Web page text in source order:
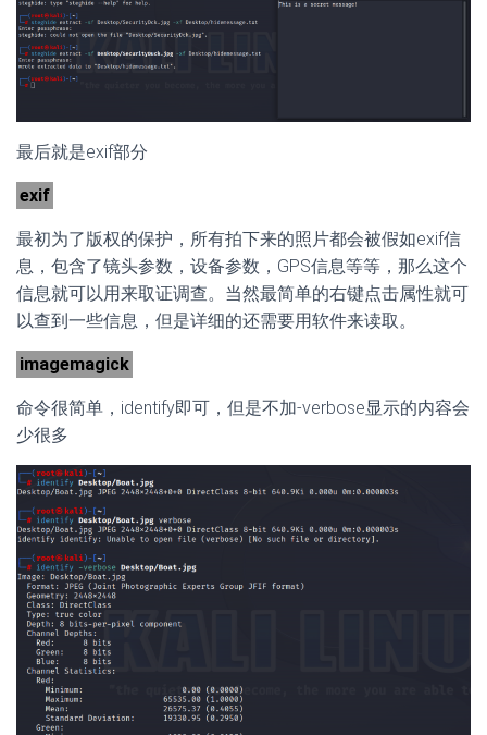
最后就是exif部分
exif
最初为了版权的保护，所有拍下来的照片都会被假如exif信
息，包含了镜头参数，设备参数，GPS信息等等，那么这个
信息就可以用来取证调查。当然最简单的右键点击属性就可
以查到一些信息，但是详细的还需要用软件来读取。
imagemagick
命令很简单，identify即可，但是不加-verbose显示的内容会
少很多